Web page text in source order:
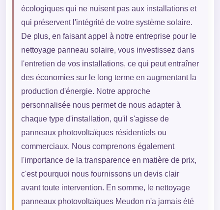
écologiques qui ne nuisent pas aux installations et
qui préservent l'intégrité de votre système solaire.
De plus, en faisant appel à notre entreprise pour le
nettoyage panneau solaire, vous investissez dans
l'entretien de vos installations, ce qui peut entraîner
des économies sur le long terme en augmentant la
production d'énergie. Notre approche
personnalisée nous permet de nous adapter à
chaque type d'installation, qu'il s'agisse de
panneaux photovoltaïques résidentiels ou
commerciaux. Nous comprenons également
l'importance de la transparence en matière de prix,
c'est pourquoi nous fournissons un devis clair
avant toute intervention. En somme, le nettoyage
panneaux photovoltaïques Meudon n'a jamais été